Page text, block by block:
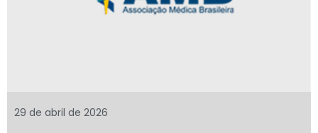
29 de abril de 2026